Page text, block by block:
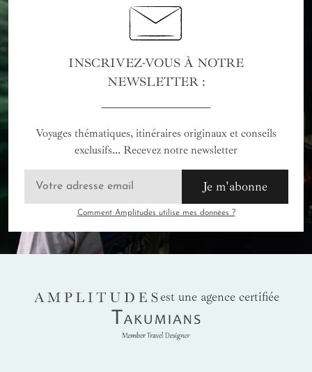
INSCRIVEZ-VOUS À NOTRE
NEWSLETTER :
Voyages thématiques, itinéraires originaux et conseils
exclusifs... Recevez notre newsletter
Je m'abonne
Comment Amplitudes utilise mes données ?
AMPLITUDES
est une agence certifiée
Takumians